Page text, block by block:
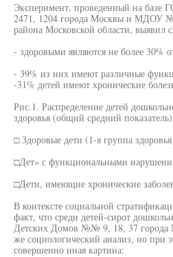
Эксперимент, проведенный на
2471, 1204 города Москвы и МДОУ
района Московской области, выявил
- здоровыми являются не более 30%
- 39% из них имеют различные
-31% детей имеют хронические
Рис.1. Распределение детей
здоровья (общий средний показатель)
□ Здоровые дети (1-я группа
□Дет» с функциональными
□Дети, имеющие хронические
В контексте социальной
факт, что среди детей-сирот
Детских Домов №№ 9, 18, 37 города
же социологический анализ, но при
совершенно иная картина: